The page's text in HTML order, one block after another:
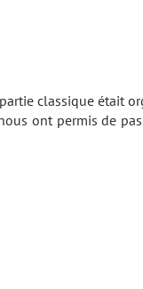
classique était
ont permis de